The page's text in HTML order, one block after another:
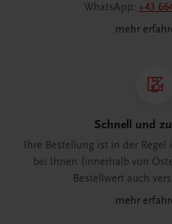
WhatsApp: +43
mehr
Schnell und
Ihre Bestellung ist in der Regel
bei Ihnen (innerhalb von
Bestellwert auch
mehr